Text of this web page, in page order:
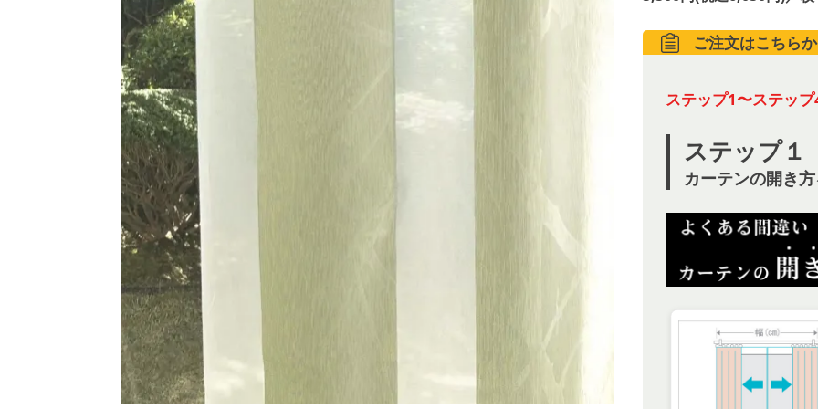
ご注文はこちら
ステップ1〜ステッ
ステップ１
カーテンの開き